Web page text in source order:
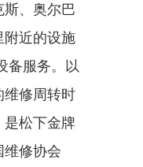
斯、奥尔巴
附近的设施
备服务。以
维修周转时
是松下金牌
维修协会